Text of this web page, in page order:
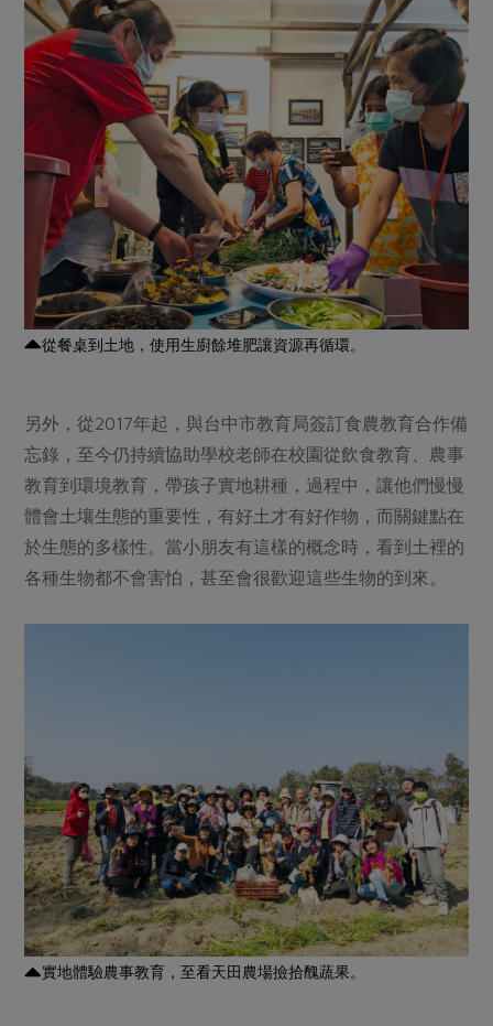
從餐桌到土地，使用生廚餘堆肥讓資源再循環。
另外，從2017年起，與台中市教育局簽訂食農教育合作備
忘錄，至今仍持續協助學校老師在校園從飲食教育、農事
教育到環境教育，帶孩子實地耕種，過程中，讓他們慢慢
體會土壤生態的重要性，有好土才有好作物，而關鍵點在
於生態的多樣性。當小朋友有這樣的概念時，看到土裡的
各種生物都不會害怕，甚至會很歡迎這些生物的到來。
實地體驗農事教育，至看天田農場撿拾醜蔬果。